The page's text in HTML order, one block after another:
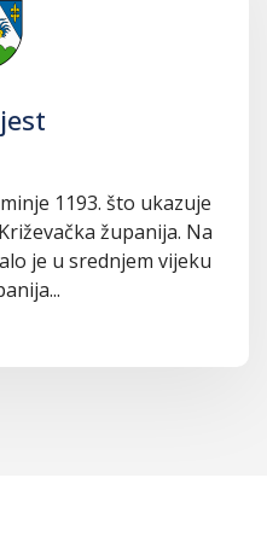
1193. što ukazuje
županija. Na
je u srednjem vijeku